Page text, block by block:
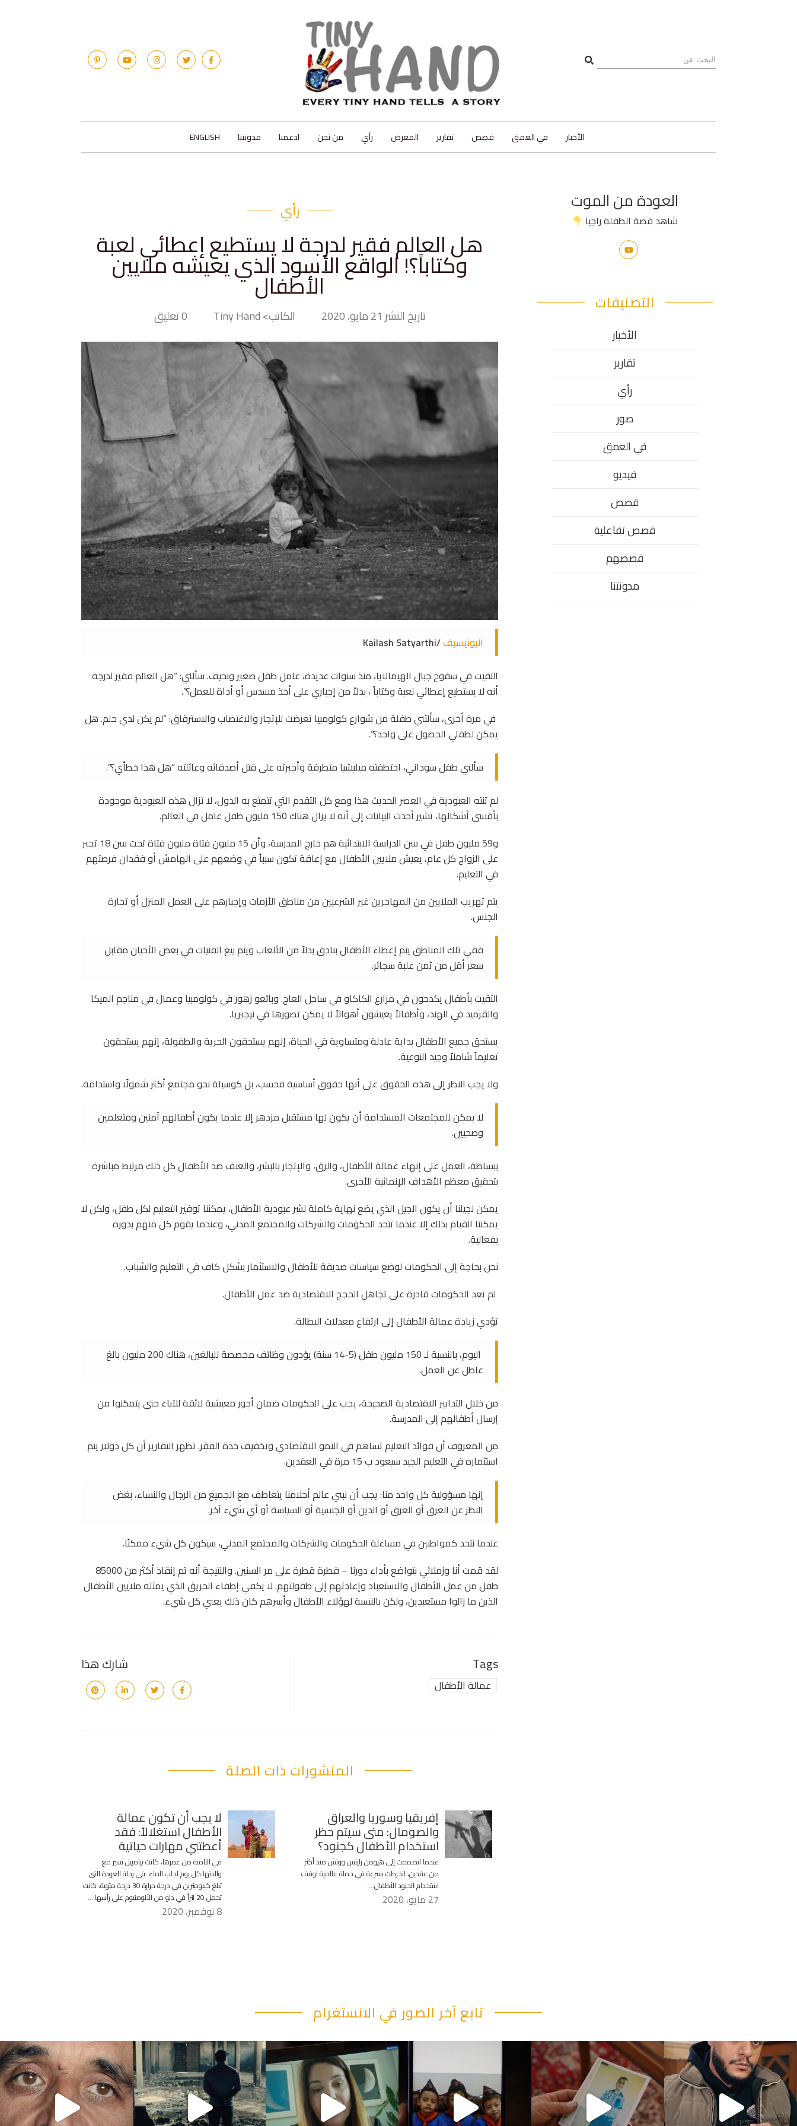
الأخبار في العمق قصص تقارير المعرض رأي من نحن ادعمنا مدونتنا ENGLISH
رأي
هل العالم فقير لدرجة لا يستطيع إعطائي لعبة
وكتاباً؟! الواقع الأسود الذي يعيشه ملايين
الأطفال
تاريخ النشر 21 مايو، 2020 الكاتب> Tiny Hand 0 تعليق
اليونيسيف/Kailash Satyarthi
التقيت في سفوح جبال الهيمالايا، منذ سنوات عديدة، عامل طفل صغير ونحيف. سألني: “هل العالم فقير لدرجة
أنه لا يستطيع إعطائي لعبة وكتاباً ، بدلاً من إجباري على أخذ مسدس أو أداة للعمل؟”.
في مرة أخرى، سألتني طفلة من شوارع كولومبيا تعرضت للإتجار والاغتصاب والاسترقاق: “لم يكن لدي حلم. هل
يمكن لطفلي الحصول على واحد؟”.
سألني طفل سوداني، اختطفته ميليشيا متطرفة وأجبرته على قتل أصدقائه وعائلته “هل هذا خطأي؟”.
لم تنته العبودية في العصر الحديث هذا ومع كل التقدم التي تتمتع به الدول، لا تزال هذه العبودية موجودة
بأقسى أشكالها، تشير أحدث البيانات إلى أنه لا يزال هناك 150 مليون طفل عامل في العالم.
و59 مليون طفل في سن الدراسة الابتدائية هم خارج المدرسة، وأن 15 مليون فتاة مليون فتاة تحت سن 18 تجبر
على الزواج كل عام، يعيش ملايين الأطفال مع إعاقة تكون سبباً في وضعهم على الهامش أو فقدان فرصتهم
في التعليم.
يتم تهريب الملايين من المهاجرين غير الشرعيين من مناطق الأزمات وإجبارهم على العمل المنزل أو تجارة
الجنس.
ففي تلك المناطق يتم إعطاء الأطفال بنادق بدلاً من الألعاب ويتم بيع الفتيات في بعض الأحيان مقابل
سعر أقل من ثمن علبة سجائر.
التقيت بأطفال يكدحون في مزارع الكاكاو في ساحل العاج. وبائعو زهور في كولومبيا وعمال في مناجم الميكا
والقرميد في الهند، وأطفالاً يعيشون أهوالاً لا يمكن تصورها في نيجيريا.
يستحق جميع الأطفال بداية عادلة ومتساوية في الحياة، إنهم يستحقون الحرية والطفولة، إنهم يستحقون
تعليماً شاملاً وجيد النوعية.
ولا يجب النظر إلى هذه الحقوق على أنها حقوق أساسية فحسب، بل كوسيلة نحو مجتمع أكثر شمولًا واستدامة.
لا يمكن للمجتمعات المستدامة أن يكون لها مستقبل مزدهر إلا عندما يكون أطفالهم آمنين ومتعلمين
وصحيين.
ببساطة، العمل على إنهاء عمالة الأطفال، والرق، والإتجار بالبشر، والعنف ضد الأطفال كل ذلك مرتبط مباشرة
بتحقيق معظم الأهداف الإنمائية الأخرى.
يمكن لجيلنا أن يكون الجيل الذي يضع نهاية كاملة لشر عبودية الأطفال، يمكننا توفير التعليم لكل طفل، ولكن لا
يمكننا القيام بذلك إلا عندما تتحد الحكومات والشركات والمجتمع المدني، وعندما يقوم كل منهم بدوره
بفعالية.
نحن بحاجة إلى الحكومات لوضع سياسات صديقة للأطفال والاستثمار بشكل كاف في التعليم والشباب.
لم تعد الحكومات قادرة على تجاهل الحجج الاقتصادية ضد عمل الأطفال.
تؤدي زيادة عمالة الأطفال إلى ارتفاع معدلات البطالة.
اليوم، بالنسبة لـ 150 مليون طفل (5-14 سنة) يؤدون وظائف مخصصة للبالغين، هناك 200 مليون بالغ
عاطل عن العمل.
من خلال التدابير الاقتصادية الصحيحة، يجب على الحكومات ضمان أجور معيشية لائقة للآباء حتى يتمكنوا من
إرسال أطفالهم إلى المدرسة.
من المعروف أن فوائد التعليم تساهم في النمو الاقتصادي وتخفيف حدة الفقر. تظهر التقارير أن كل دولار يتم
استثماره في التعليم الجيد سيعود ب 15 مرة في العقدين.
إنها مسؤولية كل واحد منا: يجب أن نبني عالم أحلامنا يتعاطف مع الجميع من الرجال والنساء، بغض
النظر عن العرق أو العرق أو الدين أو الجنسية أو السياسة أو أي شيء آخر.
عندما نتحد كمواطنين في مساءلة الحكومات والشركات والمجتمع المدني، سيكون كل شيء ممكنًا.
لقد قمت أنا وزملائي بتواضع بأداء دورنا – قطرة قطرة على مر السنين. والنتيجة أنه تم إنقاذ أكثر من 85000
طفل من عمل الأطفال والاستعباد وإعادتهم إلى طفولتهم. لا يكفي إطفاء الحريق الذي يمثله ملايين الأطفال
الذين ما زالوا مستعبدين، ولكن بالنسبة لهؤلاء الأطفال وأسرهم كان ذلك يعني كل شيء.
شارك هذا Tags
عمالة الأطفال
المنشورات ذات الصلة
لا يجب أن تكون عمالة
الأطفال استغلالاً: فقد
أعطتني مهارات حياتية
في الثامنة من عمرها، كانت تيامبيل تسير مع
والدتها كل يوم لجلب الماء. في رحلة العودة التي
تبلغ كيلومترين في درجة حرارة 30 درجة مئوية، كانت
تحمل 20 لتراً في دلو من الألومنيوم على رأسها….
8 نوفمبر، 2020
إفريقيا وسوريا والعراق
والصومال: متى سيتم حظر
استخدام الأطفال كجنود؟
عندما انضممت إلى هيومن رايتس ووتش منذ أكثر
من عقدين، انخرطت بسرعة في حملة عالمية لوقف
استخدام الجنود الأطفال….
27 مايو، 2020
العودة من الموت
شاهد قصة الطفلة راجيا
التصنيفات
الأخبار
تقارير
رأي
صور
في العمق
فيديو
قصص
قصص تفاعلية
قصصهم
مدونتنا
تابع آخر الصور في الانستغرام
“وقت بيمرق العيد.. ببكي.” ف "قصرنا كتير بحقهم" يقول أبو